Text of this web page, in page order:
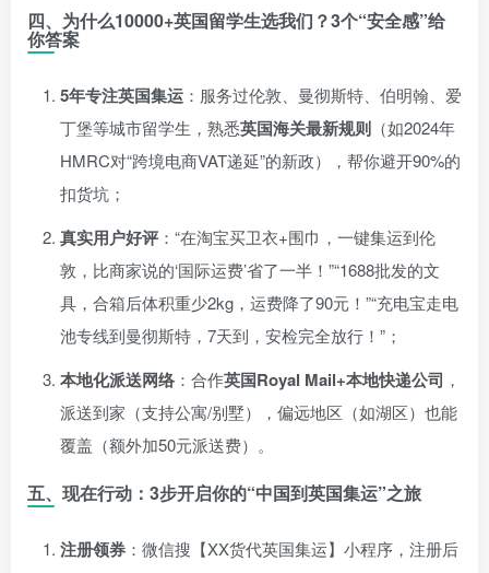
四、为什么10000+英国留学生选我们？3个“安全感”给
你答案
5年专注英国集运 ：服务过伦敦、曼彻斯特、伯明翰、爱
丁堡等城市留学生，熟悉英国海关最新规则 （如2024年
HMRC对“跨境电商VAT递延”的新政），帮你避开90%的
扣货坑；
真实用户好评 ：“在淘宝买卫衣+围巾，一键集运到伦
敦，比商家说的‘国际运费’省了一半！”“1688批发的文
具，合箱后体积重少2kg，运费降了90元！”“充电宝走电
池专线到曼彻斯特，7天到，安检完全放行！”；
本地化派送网络 ：合作英国Royal Mail+本地快递公司 ，
派送到家（支持公寓/别墅），偏远地区（如湖区）也能
覆盖（额外加50元派送费）。
五、现在行动：3步开启你的“中国到英国集运”之旅
注册领券 ：微信搜【XX货代英国集运】小程序，注册后